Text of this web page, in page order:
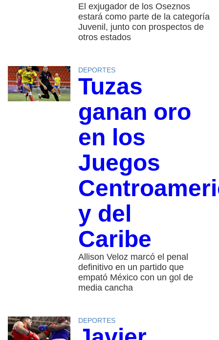
El exjugador de los Oseznos
estará como parte de la categoría
Juvenil, junto con prospectos de
otros estados
DEPORTES
Tuzas
ganan oro
en los
Juegos
y del
Caribe
Allison Veloz marcó el penal
definitivo en un partido que
empató México con un gol de
media cancha
DEPORTES